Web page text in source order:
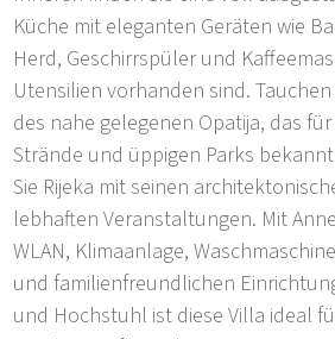
Küche mit eleganten Geräten wie
Herd, Geschirrspüler und
Utensilien vorhanden sind.
des nahe gelegenen Opatija, das
Strände und üppigen Parks
Sie Rijeka mit seinen
lebhaften Veranstaltungen. Mit
WLAN, Klimaanlage,
und familienfreundlichen
und Hochstuhl ist diese Villa ideal